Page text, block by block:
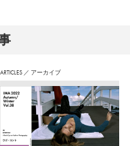
ARTICLES ／ アーカイブ